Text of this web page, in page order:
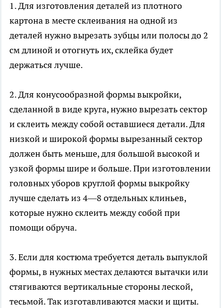
1. Для изготовления деталей из плотного
картона в месте склеивания на одной из
деталей нужно вырезать зубцы или полосы до 2
см длиной и отогнуть их, склейка будет
держаться лучше.
2. Для конусообразной формы выкройки,
сделанной в виде круга, нужно вырезать сектор
и склеить между собой оставшиеся детали. Для
низкой и широкой формы вырезанный сектор
должен быть меньше, для большой высокой и
узкой формы шире и больше. При изготовлении
головных уборов круглой формы выкройку
лучше сделать из 4—8 отдельных клиньев,
которые нужно склеить между собой при
помощи обруча.
3. Если для костюма требуется деталь выпуклой
формы, в нужных местах делаются вытачки или
стягиваются вертикальные стороны леской,
тесьмой. Так изготавливаются маски и щиты.